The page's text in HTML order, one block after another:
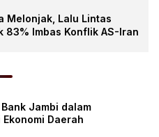
Melonjak, Lalu Lintas
83% Imbas Konflik AS-Iran
Jambi dalam
Daerah